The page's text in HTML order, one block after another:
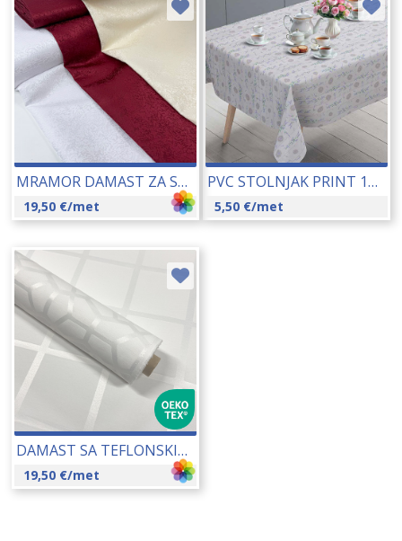
MRAMOR DAMAST ZA STOLNJAKE SA TEFLONSKIM PREMAZOM 320 CM 25162
19,50 €/met
PVC STOLNJAK PRINT 140 CM 16207-107C
5,50 €/met
DAMAST SA TEFLONSKIM PREMAZOM 320 CM 22061
19,50 €/met